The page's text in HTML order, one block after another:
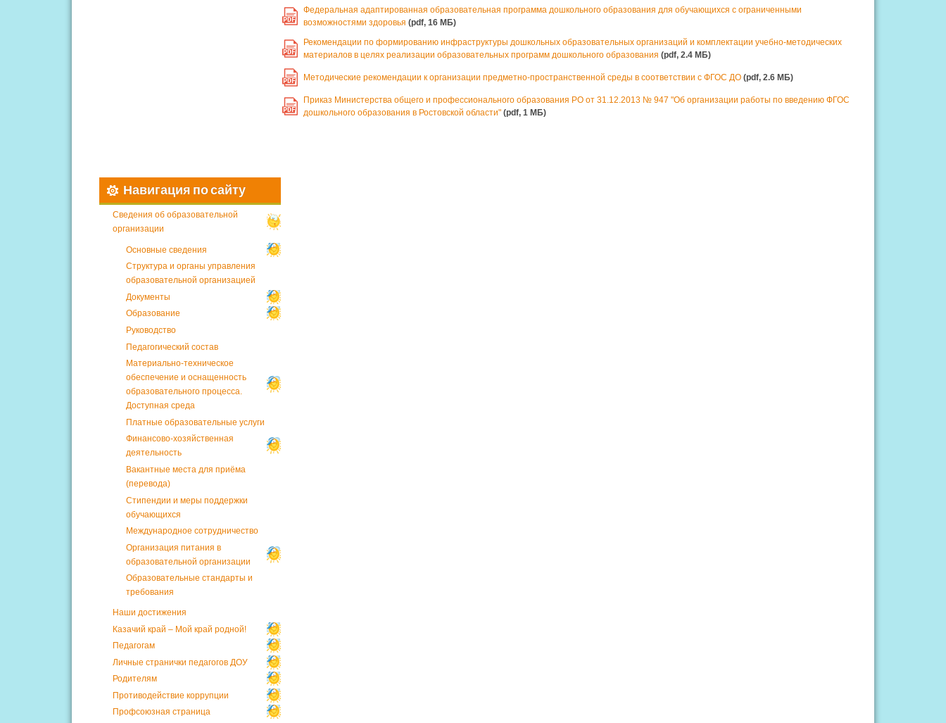
PDF
Федеральная адаптированная образовательная программа дошкольного образования для обучающихся с ограниченными
возможностями здоровья(pdf, 16 MБ)
PDF
Рекомендации по формированию инфраструктуры дошкольных образовательных организаций и комплектации учебно-методических
материалов в целях реализации образовательных программ дошкольного образования(pdf, 2.4 MБ)
PDF Методические рекомендации к организации предметно-пространственной среды в соответствии с ФГОС ДО(pdf, 2.6 MБ)
PDF
Приказ Министерства общего и профессионального образования РО от 31.12.2013 № 947 "Об организации работы по введению ФГОС
дошкольного образования в Ростовской области"(pdf, 1 MБ)
Навигация по сайту
Сведения об образовательной
организации
Основные сведения
Структура и органы управления
образовательной организацией
Документы
Образование
Руководство
Педагогический состав
Материально-техническое
обеспечение и оснащенность
образовательного процесса.
Доступная среда
Платные образовательные услуги
Финансово-хозяйственная
деятельность
Вакантные места для приёма
(перевода)
Стипендии и меры поддержки
обучающихся
Международное сотрудничество
Организация питания в
образовательной организации
Образовательные стандарты и
требования
Наши достижения
Казачий край – Мой край родной!
Педагогам
Личные странички педагогов ДОУ
Родителям
Противодействие коррупции
Профсоюзная страница